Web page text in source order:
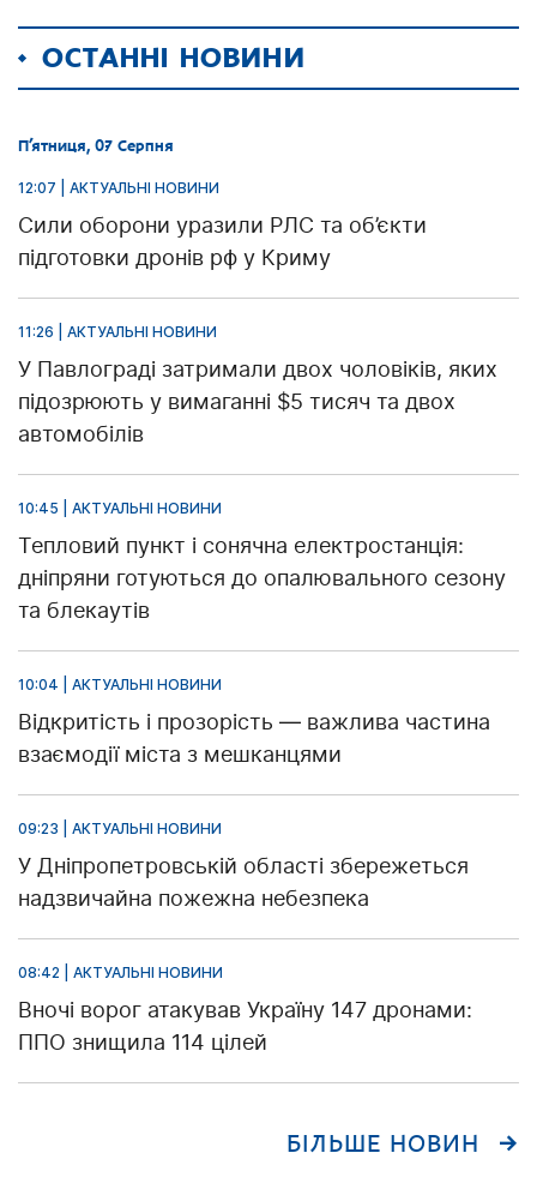
ОСТАННІ НОВИНИ
П’ятниця, 07 Серпня
12:07 | АКТУАЛЬНІ НОВИНИ
Сили оборони уразили РЛС та об’єкти
підготовки дронів рф у Криму
11:26 | АКТУАЛЬНІ НОВИНИ
У Павлограді затримали двох чоловіків, яких
підозрюють у вимаганні $5 тисяч та двох
автомобілів
10:45 | АКТУАЛЬНІ НОВИНИ
Тепловий пункт і сонячна електростанція:
дніпряни готуються до опалювального сезону
та блекаутів
10:04 | АКТУАЛЬНІ НОВИНИ
Відкритість і прозорість — важлива частина
взаємодії міста з мешканцями
09:23 | АКТУАЛЬНІ НОВИНИ
У Дніпропетровській області збережеться
надзвичайна пожежна небезпека
08:42 | АКТУАЛЬНІ НОВИНИ
Вночі ворог атакував Україну 147 дронами:
ППО знищила 114 цілей
БІЛЬШЕ НОВИН